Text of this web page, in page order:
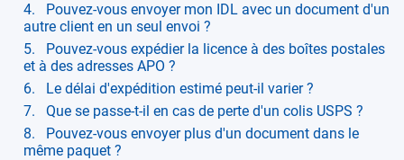
Pouvez-vous envoyer mon IDL avec un document d'un
autre client en un seul envoi ?
Pouvez-vous expédier la licence à des boîtes postales
et à des adresses APO ?
Le délai d'expédition estimé peut-il varier ?
Que se passe-t-il en cas de perte d'un colis USPS ?
Pouvez-vous envoyer plus d'un document dans le
même paquet ?